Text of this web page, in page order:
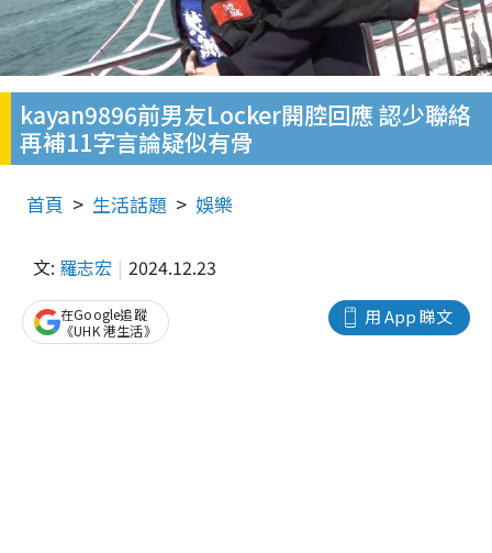
kayan9896前男友Locker開腔回應 認少聯絡
再補11字言論疑似有骨
首頁 生活話題 娛樂
文: 羅志宏 2024.12.23
用 App 睇文
在Google追蹤
《UHK 港生活》